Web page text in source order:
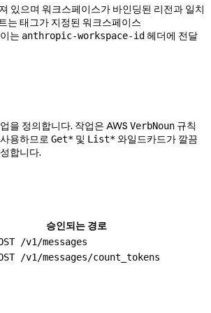
있으며 워크스페이스가 바인딩된 리전과 일치
는 태그가 지정된 워크스페이스
는 anthropic-workspace-id 헤더에 전달
을 정의합니다. 작업은 AWS VerbNoun 규칙
용하므로 Get* 및 List*와일드카드가 깔끔
합니다.
승인되는 경로
/v1/messages
/v1/messages/count_tokens